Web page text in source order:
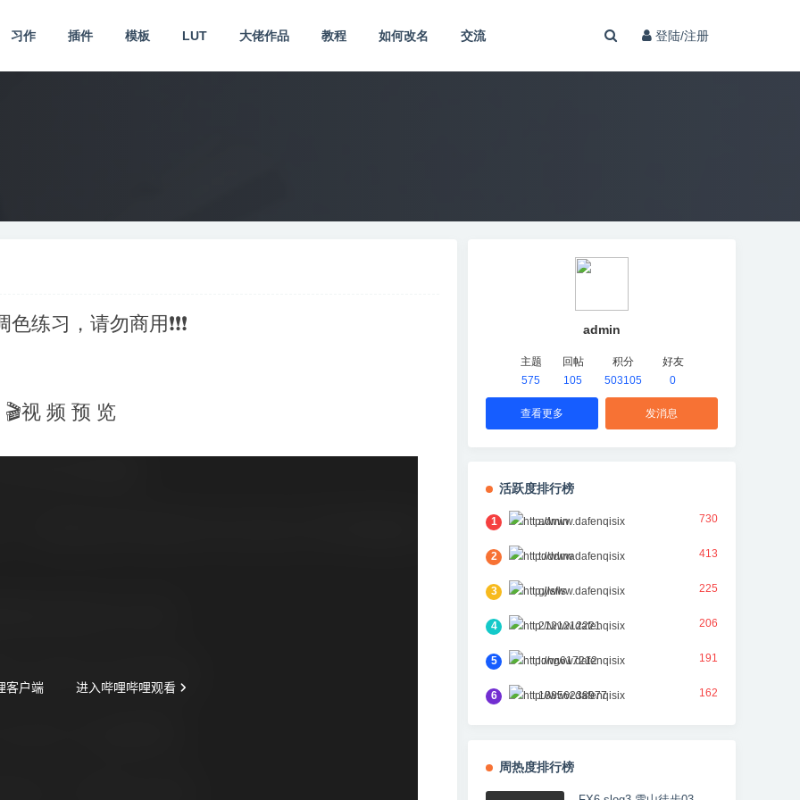
习作 插件 模板 LUT 大佬作品 教程 如何改名 交流 登陆/注册
调色练习，请勿商用❗❗❗
🎬视 频 预 览
admin
主题
575
回帖
105
积分
503105
好友
0
查看更多 发消息
活跃度排行榜
1 admin 730
2 toddma 413
3 gjlsfls 225
4 2121212221 206
5 long617212 191
6 18856238977 162
周热度排行榜